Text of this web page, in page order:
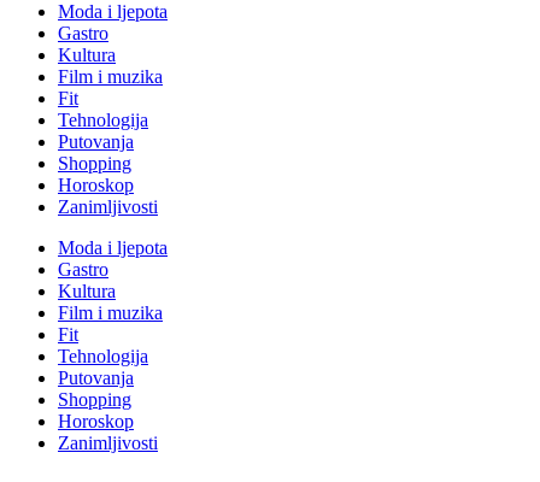
Moda i ljepota
Gastro
Kultura
Film i muzika
Fit
Tehnologija
Putovanja
Shopping
Horoskop
Zanimljivosti
Moda i ljepota
Gastro
Kultura
Film i muzika
Fit
Tehnologija
Putovanja
Shopping
Horoskop
Zanimljivosti